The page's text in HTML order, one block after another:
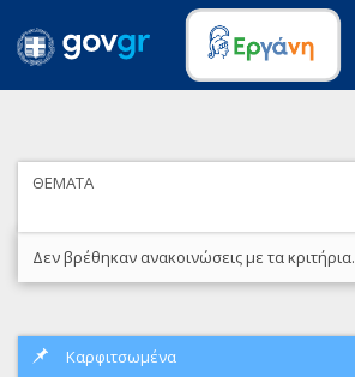
ΘΕΜΑΤΑ
Δεν βρέθηκαν ανακοινώσεις με τα κριτήρια.
Καρφιτσωμένα